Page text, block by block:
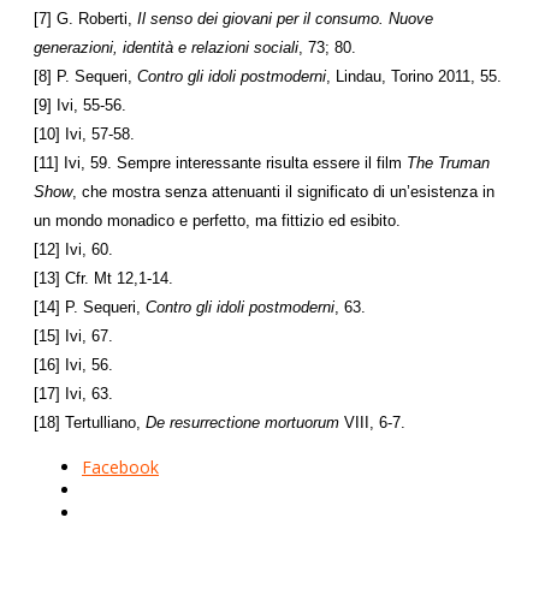
[7] G. Roberti, Il senso dei giovani per il consumo. Nuove
generazioni, identità e relazioni sociali, 73; 80.
[8] P. Sequeri, Contro gli idoli postmoderni, Lindau, Torino 2011, 55.
[9] Ivi, 55-56.
[10] Ivi, 57-58.
[11] Ivi, 59. Sempre interessante risulta essere il film The Truman
Show, che mostra senza attenuanti il significato di un’esistenza in
un mondo monadico e perfetto, ma fittizio ed esibito.
[12] Ivi, 60.
[13] Cfr. Mt 12,1-14.
[14] P. Sequeri, Contro gli idoli postmoderni, 63.
[15] Ivi, 67.
[16] Ivi, 56.
[17] Ivi, 63.
[18] Tertulliano, De resurrectione mortuorum VIII, 6-7.
Facebook